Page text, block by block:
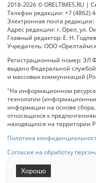
2018-2026 © ORELTIMES.RU |
Телефон редакции: +7 (4862)
Электронная почта
Адрес редакции: г. Орел, ул.
Главный редактор: Е. Н.
Учредитель: ООО «Орелтаймс»
Регистрационный номер: ЭЛ
выдано Федеральной службой
и массовых коммуникаций
"На информационном
технологии
информации на основе
относящихся к
находящихся на территории
Политика
Согласие на обработку
Хорошо